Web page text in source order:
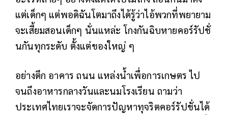
แต่เด็กๆ แต่พอดิฉันโตมาถึงได้รู้ว่าไอ้พวกที่พยายาม
จะเสี้ยมสอนเด็กๆ นั่นแหล่ะ โกงกันฉิบหายคอร์รัปชั่
นกันทุกระดับ ตั้งแต่ของใหญ่ ๆ
อย่างตึก อาคาร ถนน แหล่งน้ำเพื่อการเกษตร ไป
จนถึงอาหารกลางวันและนมโรงเรียน ถามว่า
ประเทศไทยเราจะจัดการปัญหาทุจริตคอร์รัปชั่นได้